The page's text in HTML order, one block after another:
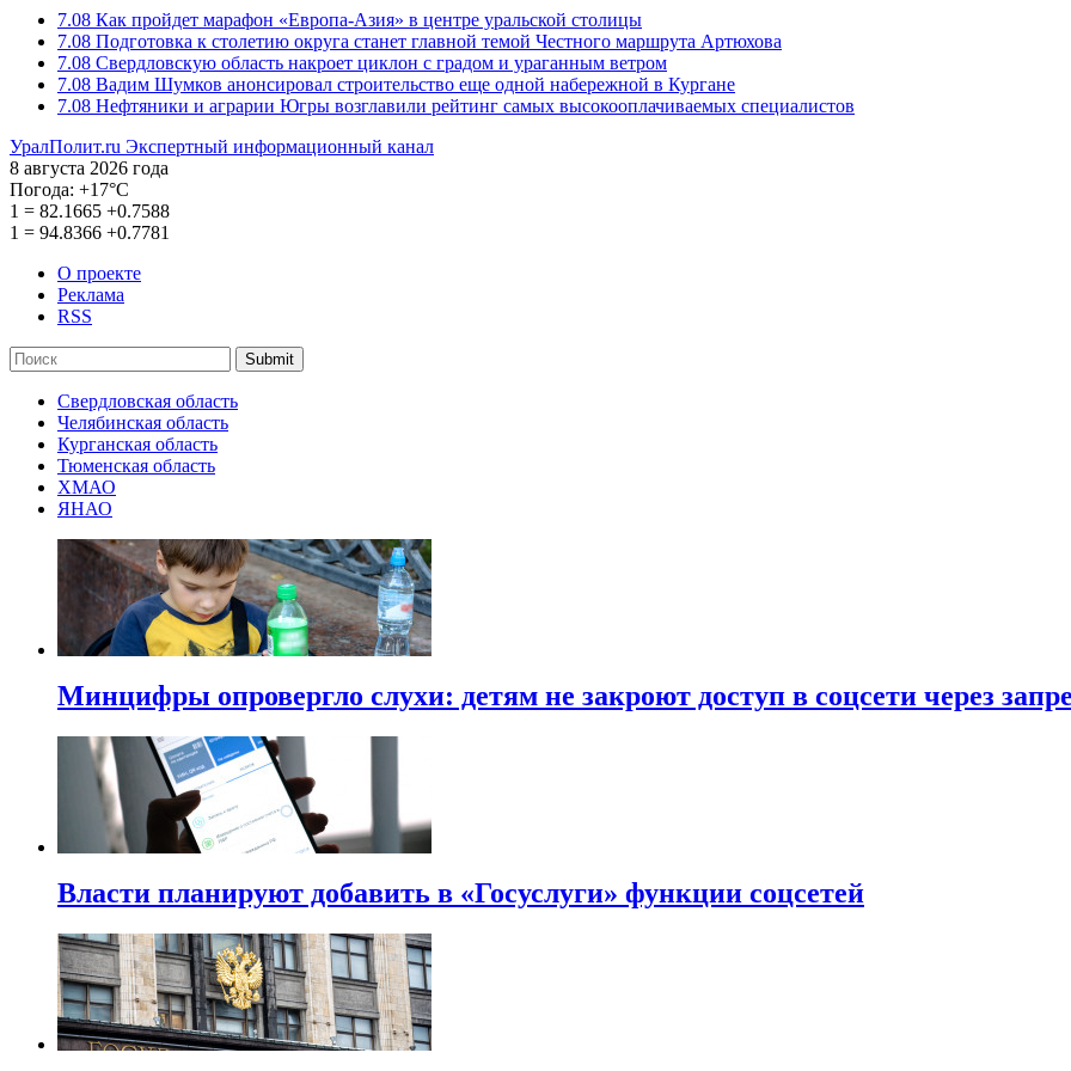
7.08 Как пройдет марафон «Европа-Азия» в центре уральской столицы
7.08 Подготовка к столетию округа станет главной темой Честного маршрута Артюхова
7.08 Свердловскую область накроет циклон с градом и ураганным ветром
7.08 Вадим Шумков анонсировал строительство еще одной набережной в Кургане
7.08 Нефтяники и аграрии Югры возглавили рейтинг самых высокооплачиваемых специалистов
УралПолит.ru Экспертный информационный канал
8 августа 2026 года
Погода: +17°С
1 = 82.1665 +0.7588
1 = 94.8366 +0.7781
О проекте
Реклама
RSS
Submit
Свердловская область
Челябинская область
Курганская область
Тюменская область
ХМАО
ЯНАО
Минцифры опровергло слухи: детям не закроют доступ в соцсети через
Власти планируют добавить в «Госуслуги» функции соцсетей